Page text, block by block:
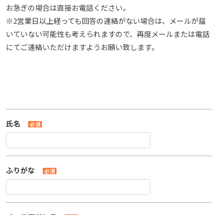
お急ぎの場合は直接お電話ください。
※2営業⽇以上経っても回答の連絡がない場合は、メールが届
いていない可能性も考えられますので、再度メールまたは電話
にてご連絡いただけますようお願い致します。
氏名 必須
ふりがな 必須